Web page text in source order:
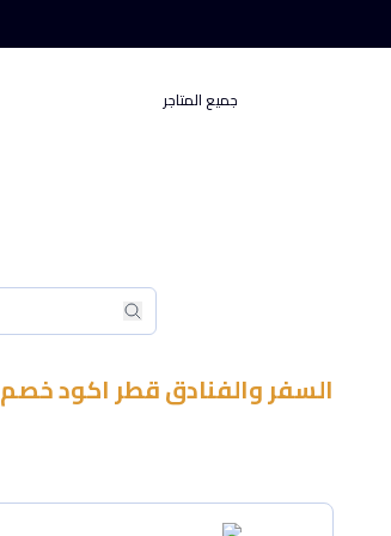
جميع المتاجر
بحث
بحث
السفر والفنادققطراكود خصم